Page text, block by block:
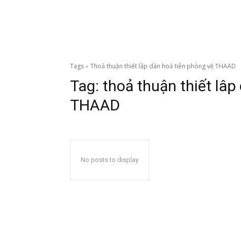
Tags Thoả thuận thiết lâp dàn hoả tiễn phòng vệ THAAD
Tag: thoả thuận thiết lâp
THAAD
No posts to display